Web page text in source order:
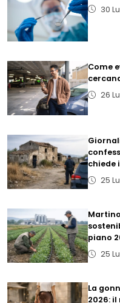
30
Come
26
chiede
25
piano
25
La
2026: il